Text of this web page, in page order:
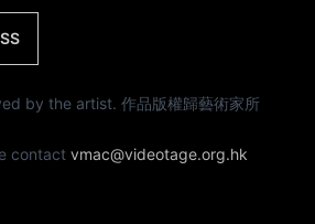
by the artist. 作品版權歸藝術家所
contactvmac@videotage.org.hk